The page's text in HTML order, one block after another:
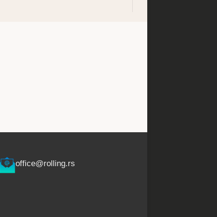
office@rolling.rs